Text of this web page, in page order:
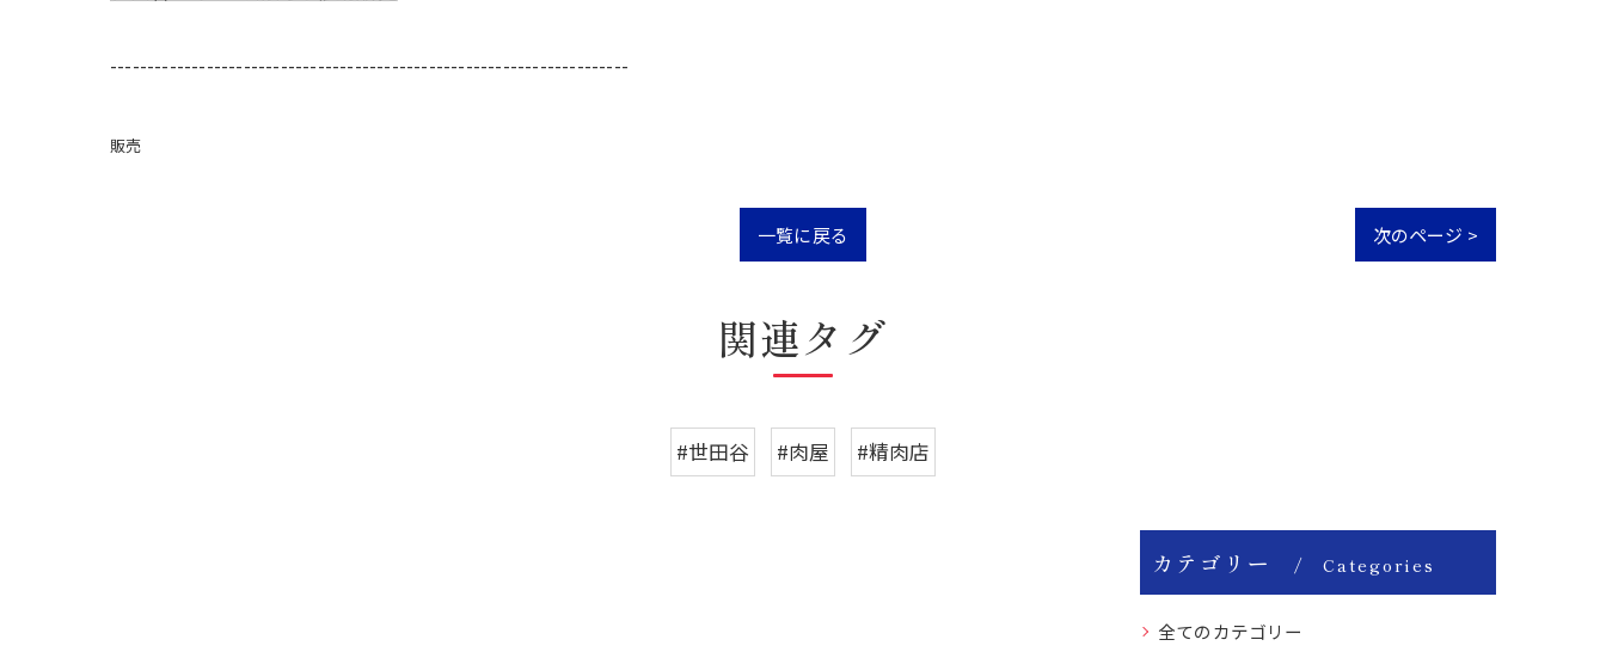
----------------------------------------------------------------------
販売
一覧に戻る 次のページ >
関連タグ
#世田谷 #肉屋 #精肉店
カテゴリー Categories
全てのカテゴリー